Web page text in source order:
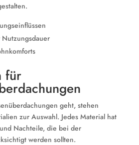
für
geht, stehen
zur Auswahl. Jedes Material hat
Nachteile, die bei der
werden sollten.